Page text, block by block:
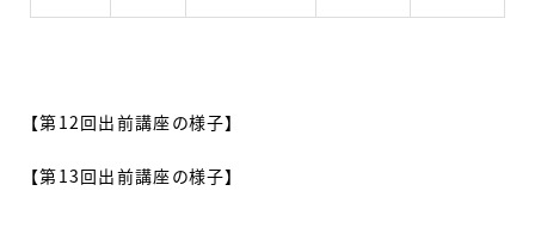
【第12回出前講座の様子】
【第13回出前講座の様子】